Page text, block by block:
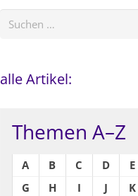
Suchen
alle Artikel:
Themen A–Z
A B C D E
G
H I J K